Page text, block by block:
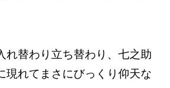
れ替わり立ち替わり、七之助
現れてまさにびっくり仰天な